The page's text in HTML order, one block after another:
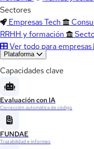
Sectores
Empresas Tech
RRHH y formación
Ver todo para empresas
Plataforma
Capacidades clave
Evaluación con IA
Corrección automática de código
FUNDAE
Trazabilidad e informes